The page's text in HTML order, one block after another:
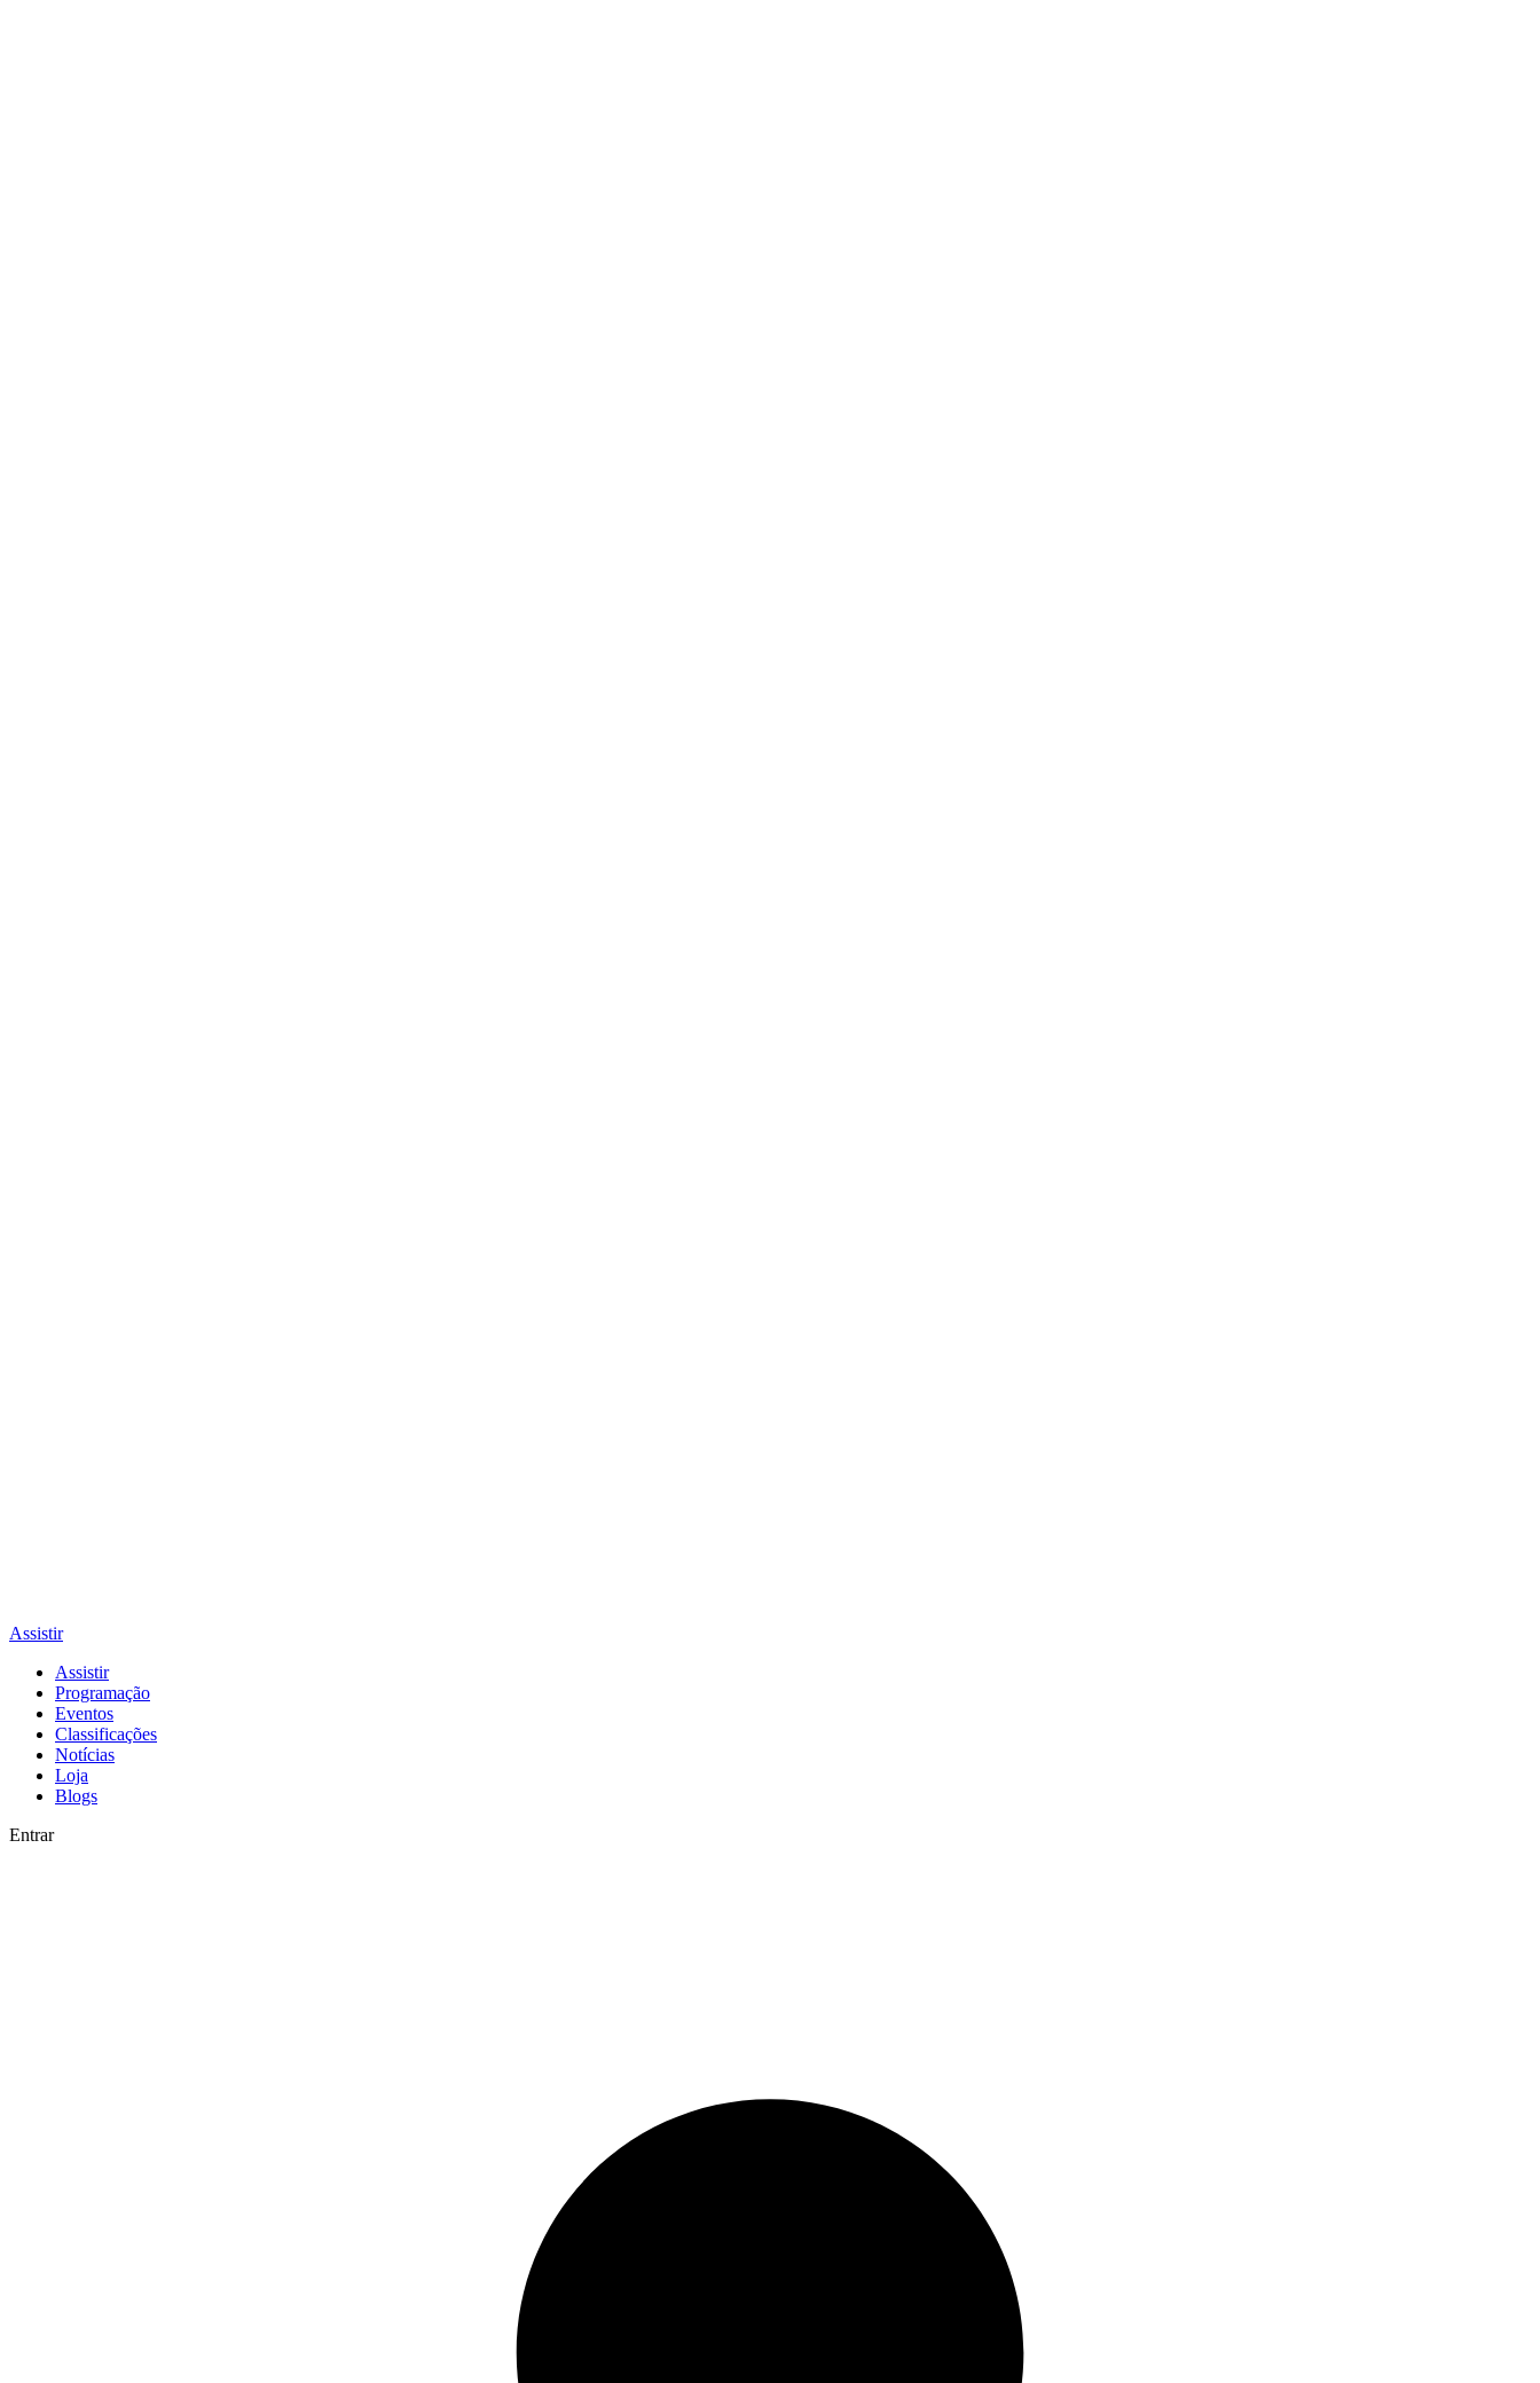
Assistir
Assistir
Programação
Eventos
Classificações
Notícias
Loja
Blogs
Entrar